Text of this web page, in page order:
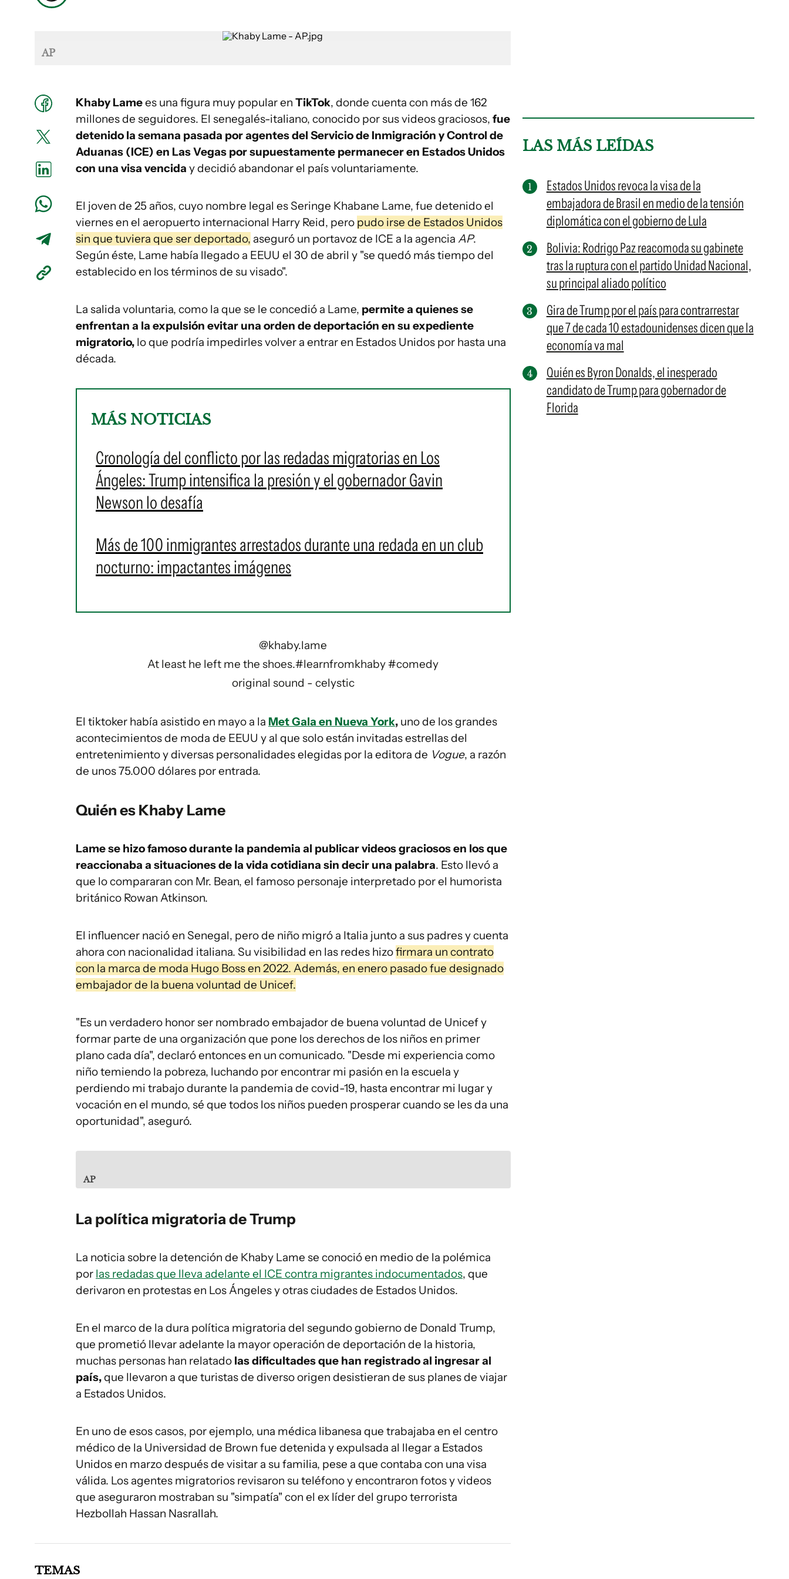
AP
Khaby Lamees una figura muy popular en TikTok, donde cuenta con más de 162
millones de seguidores. El senegalés-italiano, conocido por sus videos graciosos, fue
detenido la semana pasada por agentes del Servicio de Inmigración y Control de
Aduanas (ICE) en Las Vegas por supuestamente permanecer en Estados Unidos
con una visa vencida y decidió abandonar el país voluntariamente.
El joven de 25 años, cuyo nombre legal es Seringe Khabane Lame, fue detenido el
viernes en el aeropuerto internacional Harry Reid, pero pudo irse de Estados Unidos
sin que tuviera que ser deportado, aseguró un portavoz de ICE a la agencia AP.
Según éste, Lame había llegado a EEUU el 30 de abril y "se quedó más tiempo del
establecido en los términos de su visado".
La salida voluntaria, como la que se le concedió a Lame, permite a quienes se
enfrentan a la expulsión evitar una orden de deportación en su expediente
migratorio, lo que podría impedirles volver a entrar en Estados Unidos por hasta una
década.
MÁS NOTICIAS
Cronología del conflicto por las redadas migratorias en Los
Ángeles: Trump intensifica la presión y el gobernador Gavin
Newson lo desafía
Más de 100 inmigrantes arrestados durante una redada en un club
nocturno: impactantes imágenes
@khaby.lame
At least he left me the shoes.#learnfromkhaby#comedy
original sound - celystic
El tiktoker había asistido en mayo a la Met Gala en Nueva York, uno de los grandes
acontecimientos de moda de EEUU y al que solo están invitadas estrellas del
entretenimiento y diversas personalidades elegidas por la editora de Vogue, a razón
de unos 75.000 dólares por entrada.
Quién es Khaby Lame
Lame se hizo famoso durante la pandemia al publicar videos graciosos en los que
reaccionaba a situaciones de la vida cotidiana sin decir una palabra. Esto llevó a
que lo compararan con Mr. Bean, el famoso personaje interpretado por el humorista
británico Rowan Atkinson.
El influencer nació en Senegal, pero de niño migró a Italia junto a sus padres y cuenta
ahora con nacionalidad italiana. Su visibilidad en las redes hizofirmara un contrato
con la marca de moda Hugo Boss en 2022. Además, en enero pasado fue designado
embajador de la buena voluntad de Unicef.
"Es un verdadero honor ser nombrado embajador de buena voluntad de Unicef y
formar parte de una organización que pone los derechos de los niños en primer
plano cada día", declaró entonces en un comunicado. "Desde mi experiencia como
niño temiendo la pobreza, luchando por encontrar mi pasión en la escuela y
perdiendo mi trabajo durante la pandemia de covid-19, hasta encontrar mi lugar y
vocación en el mundo, sé que todos los niños pueden prosperar cuando se les da una
oportunidad", aseguró.
AP
La política migratoria de Trump
La noticia sobre la detención de Khaby Lame se conoció en medio de la polémica
por las redadas que lleva adelante el ICE contra migrantes indocumentados, que
derivaron en protestas en Los Ángeles y otras ciudades de Estados Unidos.
En el marco de la dura política migratoria del segundo gobierno de Donald Trump,
que prometió llevar adelante la mayor operación de deportación de la historia,
muchas personas han relatado las dificultades que han registrado al ingresar al
país,que llevaron a que turistas de diverso origen desistieran de sus planes de viajar
a Estados Unidos.
En uno de esos casos, por ejemplo, una médica libanesa que trabajaba en el centro
médico de la Universidad de Brown fue detenida y expulsada al llegar a Estados
Unidos en marzo después de visitar a su familia, pese a que contaba con una visa
válida. Los agentes migratorios revisaron su teléfono y encontraron fotos y videos
que aseguraron mostraban su "simpatía" con el ex líder del grupo terrorista
Hezbollah Hassan Nasrallah.
LAS MÁS LEÍDAS
Estados Unidos revoca la visa de la
embajadora de Brasil en medio de la tensión
diplomática con el gobierno de Lula
Bolivia: Rodrigo Paz reacomoda su gabinete
tras la ruptura con el partido Unidad Nacional,
su principal aliado político
Gira de Trump por el país para contrarrestar
que 7 de cada 10 estadounidenses dicen que la
economía va mal
Quién es Byron Donalds, el inesperado
candidato de Trump para gobernador de
Florida
TEMAS